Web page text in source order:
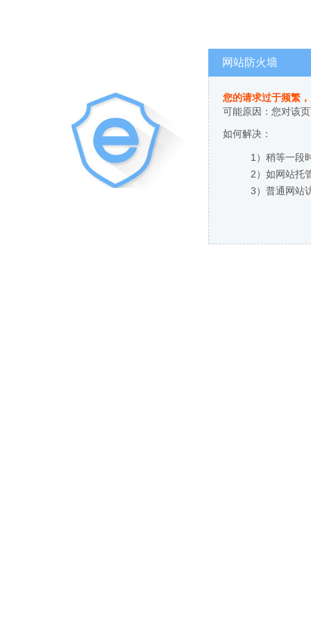
网站防火墙
您的请求过于频繁
可能原因：您对该
如何解决：
1）稍等一段
2）如网站托
3）普通网站